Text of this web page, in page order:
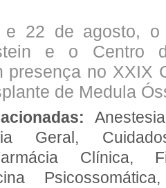
22 de agosto, o
e o Centro
presença no XXIX
de Medula
Geral,
Clínica,